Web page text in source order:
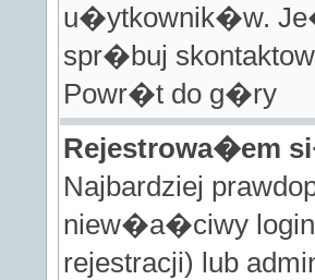
u�ytkownik�w.
spr�buj
Powr�t do g�ry
Rejestrowa�em
Najbardziej
niew�a�ciwy
rejestracji) lub